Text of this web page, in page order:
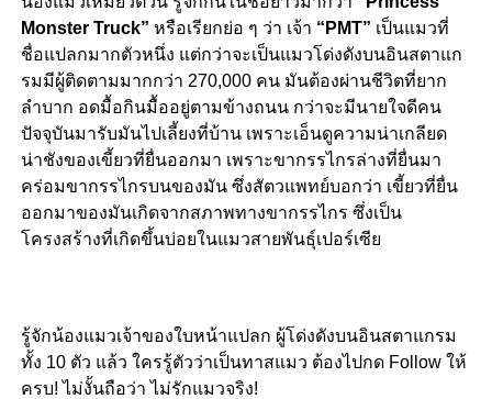
Monster Truck” หรือเรียกย่อ ๆ ว่า เจ้า “PMT” เป็นแมวที่
ชื่อแปลกมากตัวหนึ่ง แต่กว่าจะเป็นแมวโด่งดังบนอินสตาแก
รมมีผู้ติดตามมากกว่า 270,000 คน มันต้องผ่านชีวิตที่ยาก
ลำบาก อดมื้อกินมื้ออยู่ตามข้างถนน กว่าจะมีนายใจดีคน
ปัจจุบันมารับมันไปเลี้ยงที่บ้าน เพราะเอ็นดูความน่าเกลียด
น่าชังของเขี้ยวที่ยื่นออกมา เพราะขากรรไกรล่างที่ยื่นมา
คร่อมขากรรไกรบนของมัน ซึ่งสัตวแพทย์บอกว่า เขี้ยวที่ยื่น
ออกมาของมันเกิดจากสภาพทางขากรรไกร ซึ่งเป็น
โครงสร้างที่เกิดขึ้นบ่อยในแมวสายพันธุ์เปอร์เซีย
รู้จักน้องแมวเจ้าของใบหน้าแปลก ผู้โด่งดังบนอินสตาแกรม
ทั้ง 10 ตัว แล้ว ใครรู้ตัวว่าเป็นทาสแมว ต้องไปกด Follow ให้
ครบ! ไม่งั้นถือว่า ไม่รักแมวจริง!